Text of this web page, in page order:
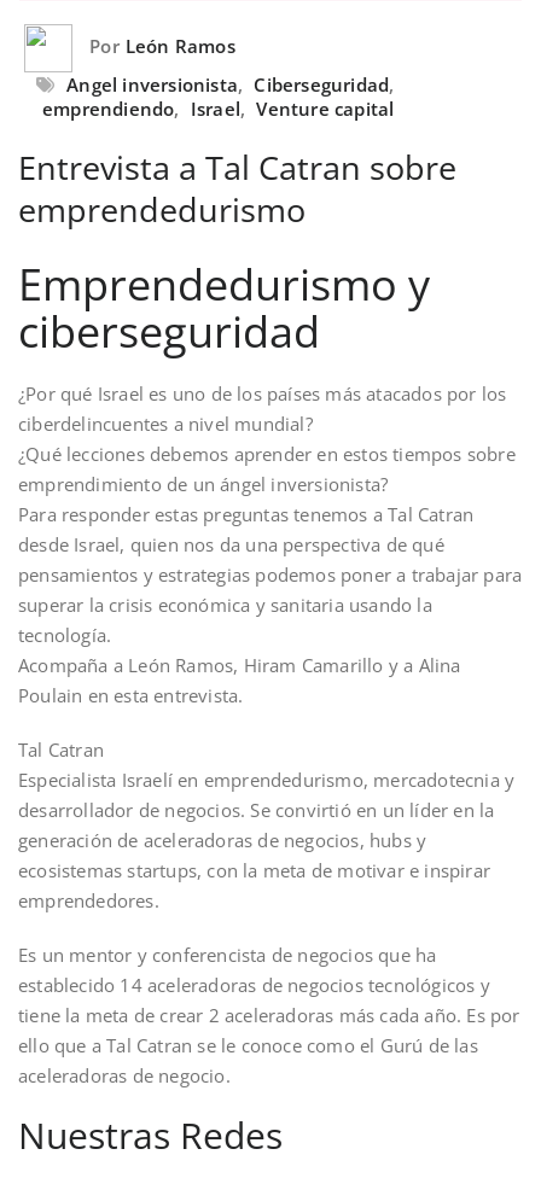
Por León Ramos
Angel inversionista, Ciberseguridad,
emprendiendo, Israel, Venture capital
Entrevista a Tal Catran sobre
emprendedurismo
Emprendedurismo y
ciberseguridad
¿Por qué Israel es uno de los países más atacados por los
ciberdelincuentes a nivel mundial?
¿Qué lecciones debemos aprender en estos tiempos sobre
emprendimiento de un ángel inversionista?
Para responder estas preguntas tenemos a Tal Catran
desde Israel, quien nos da una perspectiva de qué
pensamientos y estrategias podemos poner a trabajar para
superar la crisis económica y sanitaria usando la
tecnología.
Acompaña a León Ramos, Hiram Camarillo y a Alina
Poulain en esta entrevista.
Tal Catran
Especialista Israelí en emprendedurismo, mercadotecnia y
desarrollador de negocios. Se convirtió en un líder en la
generación de aceleradoras de negocios, hubs y
ecosistemas startups, con la meta de motivar e inspirar
emprendedores.
Es un mentor y conferencista de negocios que ha
establecido 14 aceleradoras de negocios tecnológicos y
tiene la meta de crear 2 aceleradoras más cada año. Es por
ello que a Tal Catran se le conoce como el Gurú de las
aceleradoras de negocio.
Nuestras Redes